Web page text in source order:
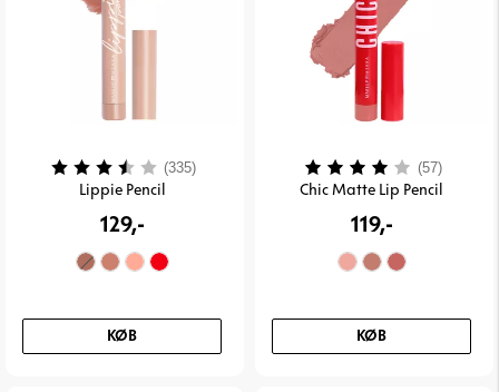
Lippie Pencil
129,-
KØB
Vurdering: (335) 3.9 ud af 5 stjerner
Chic Matte Lip Pencil
119,-
KØB
Vurdering: (57)4.0 ud